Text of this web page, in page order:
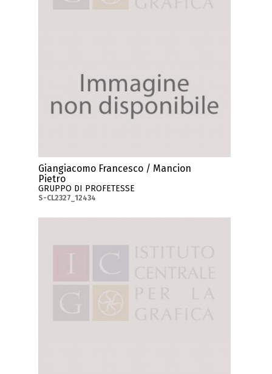
Giangiacomo Francesco / Mancion
Pietro
GRUPPO DI PROFETESSE
S-CL2327_12434